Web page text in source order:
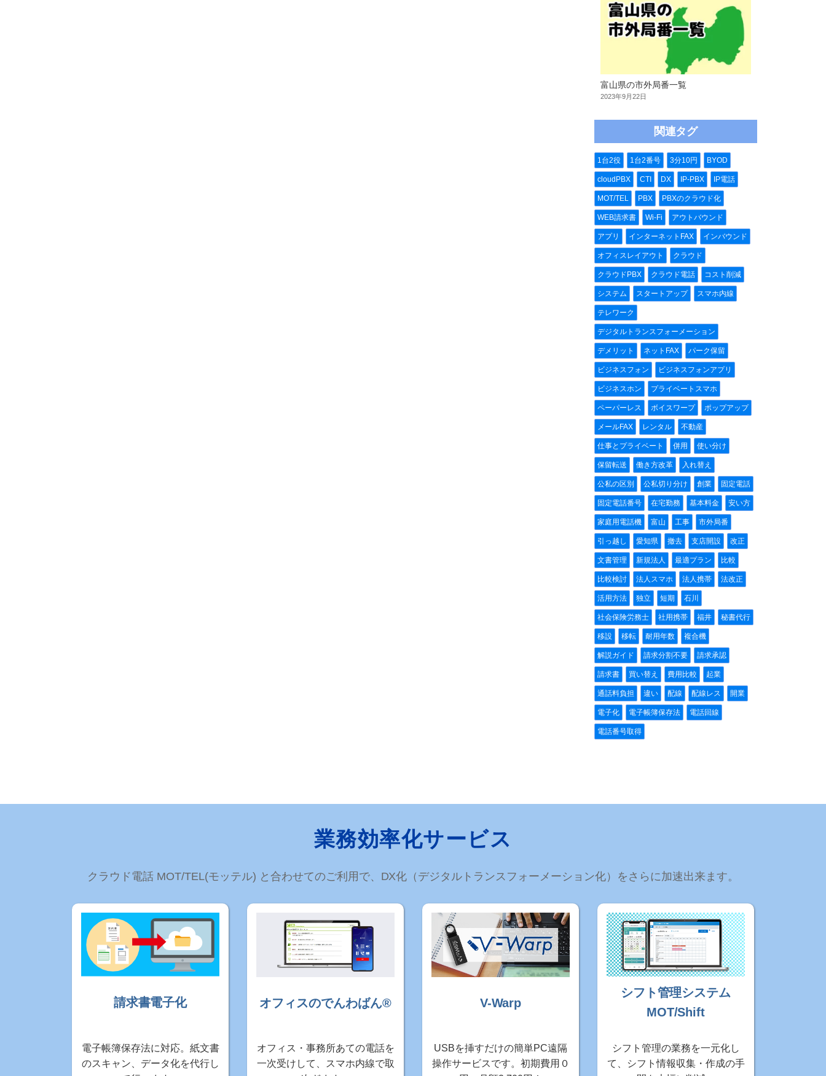
富山県の市外局番一覧
2023年9月22日
関連タグ
1台2役 1台2番号 3分10円 BYOD
cloudPBX CTI DX IP-PBX IP電話
MOT/TEL PBX PBXのクラウド化
WEB請求書 Wi-Fi アウトバウンド
アプリ インターネットFAX インバウンド
オフィスレイアウト クラウド
クラウドPBX クラウド電話 コスト削減
システム スタートアップ スマホ内線
テレワーク
デジタルトランスフォーメーション
デメリット ネットFAX パーク保留
ビジネスフォン ビジネスフォンアプリ
ビジネスホン プライベートスマホ
ペーパーレス ボイスワープ ポップアップ
メールFAX レンタル 不動産
仕事とプライベート 併用 使い分け
保留転送 働き方改革 入れ替え
公私の区別 公私切り分け 創業 固定電話
固定電話番号 在宅勤務 基本料金 安い方
家庭用電話機 富山 工事 市外局番
引っ越し 愛知県 撤去 支店開設 改正
文書管理 新規法人 最適プラン 比較
比較検討 法人スマホ 法人携帯 法改正
活用方法 独立 短期 石川
社会保険労務士 社用携帯 福井 秘書代行
移設 移転 耐用年数 複合機
解説ガイド 請求分割不要 請求承認
請求書 買い替え 費用比較 起業
通話料負担 違い 配線 配線レス 開業
電子化 電子帳簿保存法 電話回線
電話番号取得
業務効率化サービス
クラウド電話 MOT/TEL(モッテル) と合わせてのご利用で、DX化（デジタルトランスフォーメーション化）をさらに加速出来ます。
請求書電子化
電子帳簿保存法に対応。紙文書
のスキャン、データ化を代行し
オフィスのでんわばん®
オフィス・事務所あての電話を
一次受けして、スマホ内線で取
V-Warp
USBを挿すだけの簡単PC遠隔
操作サービスです。初期費用０
シフト管理システム
MOT/Shift
シフト管理の業務を一元化し
て、シフト情報収集・作成の手